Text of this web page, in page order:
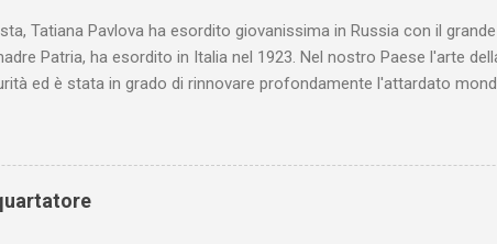
Tatiana Pavlova ha esordito giovanissima in Russia con il
Patria, ha esordito in Italia nel 1923. Nel nostro Paese l'arte
ed è stata in grado di rinnovare profondamente l'attardato